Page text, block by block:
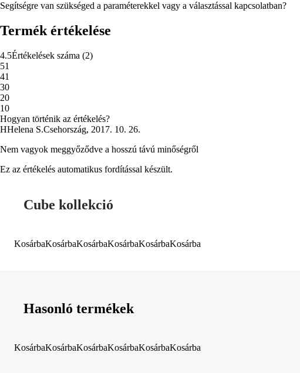
Segítségre van szükséged a paraméterekkel vagy a választással kapcsolatban?
Termék értékelése
4.5Értékelések száma (2)
51
41
30
20
10
Hogyan történik az értékelés?
HHelena S.Csehország, 2017. 10. 26.
Nem vagyok meggyőződve a hosszú távú minőségről
Ez az értékelés automatikus fordítással készült.
Cube kollekció
KosárbaKosárbaKosárbaKosárbaKosárbaKosárba
Hasonló termékek
KosárbaKosárbaKosárbaKosárbaKosárbaKosárba